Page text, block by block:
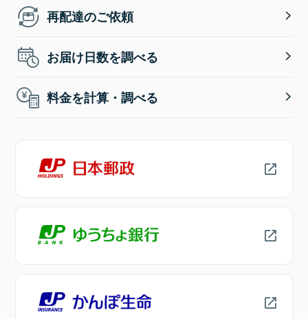
再配達のご依頼
お届け日数を調べる
料金を計算・調べる